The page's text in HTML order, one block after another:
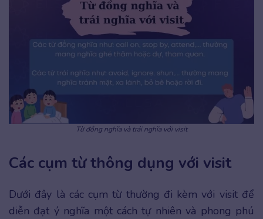
Từ đồng nghĩa và trái nghĩa với visit
Các cụm từ thông dụng với visit
Dưới đây là các cụm từ thường đi kèm với visit để
diễn đạt ý nghĩa một cách tự nhiên và phong phú